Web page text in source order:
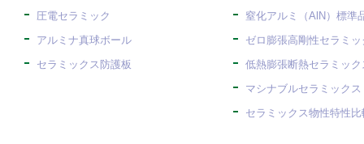
圧電セラミック
アルミナ真球ボール
セラミックス防護板
窒化アルミ（AlN）標準
ゼロ膨張高剛性セラミ
低熱膨張断熱セラミッ
マシナブルセラミック
セラミックス物性特性